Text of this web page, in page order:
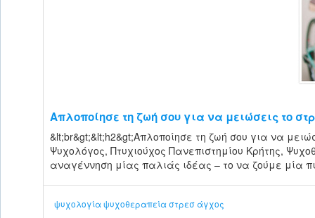
Απλοποίησε τη ζωή σου για να μειώσεις το
&lt;br&gt;&lt;h2&gt;Απλοποίησε τη ζωή σου για να
Ψυχολόγος, Πτυχιούχος Πανεπιστημίου Κρήτης,
αναγέννηση μίας παλιάς ιδέας – το να ζούμε μία
ψυχολογίαψυχοθεραπείαστρεσάγχος